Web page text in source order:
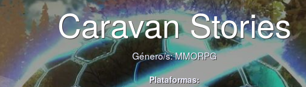
Caravan Stories
Género/s:MMORPG
Plataformas: